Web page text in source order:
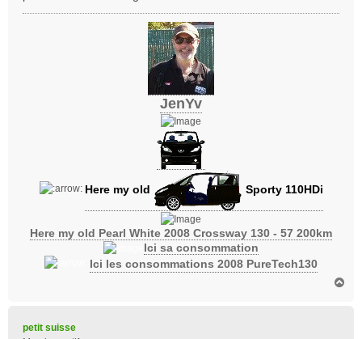
JenYv
Here my old Sporty 110HDi
Here my old Pearl White 2008 Crossway 130 - 57 200km
Ici sa consommation
Ici les consommations 2008 PureTech130
petit suisse